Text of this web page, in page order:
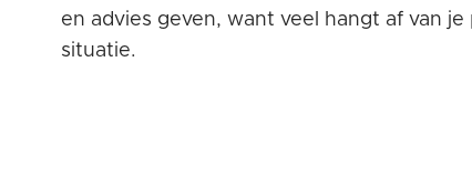
en advies geven, want veel hangt af van je
situatie.